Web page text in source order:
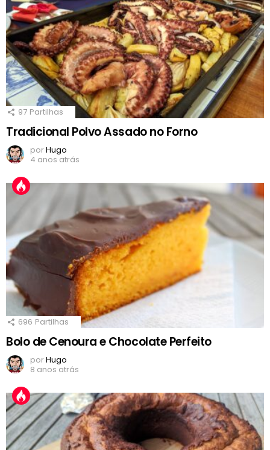
97 Partilhas
Tradicional Polvo Assado no Forno
porHugo
4 anos atrás
696 Partilhas
Bolo de Cenoura e Chocolate Perfeito
porHugo
8 anos atrás